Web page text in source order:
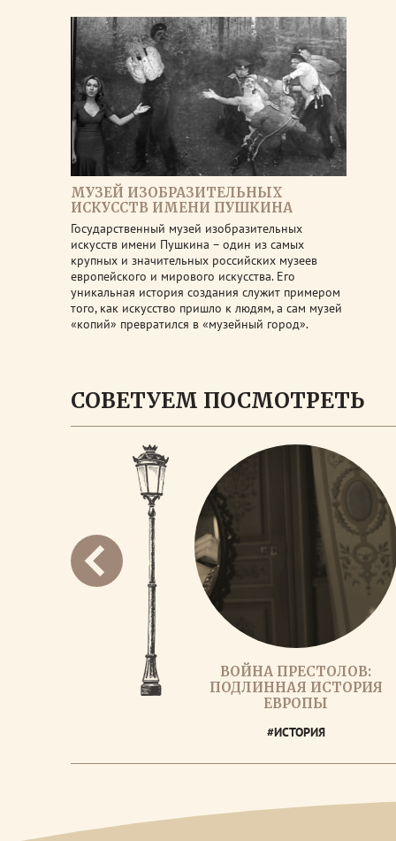
МУЗЕЙ ИЗОБРАЗИТЕЛЬНЫХ
ИСКУССТВ ИМЕНИ ПУШКИНА
Государственный музей изобразительных
искусств имени Пушкина – один из самых
крупных и значительных российских музеев
европейского и мирового искусства. Его
уникальная история создания служит примером
того, как искусство пришло к людям, а сам музей
«копий» превратился в «музейный город».
СОВЕТУЕМ ПОСМОТРЕТЬ
ВОЙНА ПРЕСТОЛОВ:
ПОДЛИННАЯ ИСТОРИЯ
ЕВРОПЫ
#ИСТОРИЯ